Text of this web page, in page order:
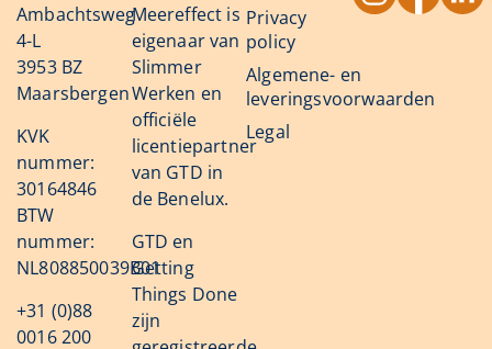
Ambachtsweg
4-L
3953 BZ
Maarsbergen
KVK
nummer:
30164846
BTW
nummer:
NL808850039B01
+31 (0)88
0016 200
Meereffect is
eigenaar van
Slimmer
Werken en
officiële
licentiepartner
van GTD in
de Benelux.
GTD en
Getting
Things Done
zijn
Privacy
policy
Algemene- en
leveringsvoorwaarden
Legal